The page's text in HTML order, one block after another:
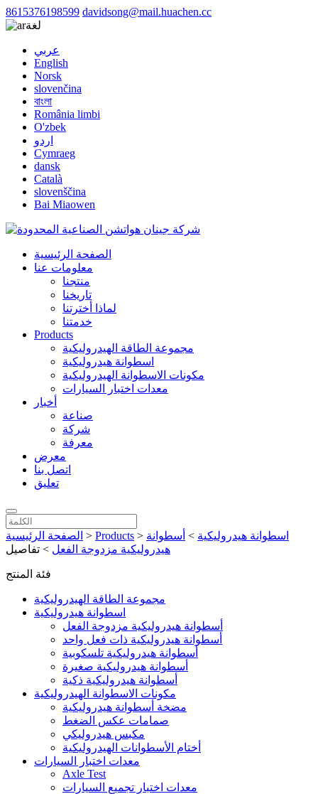
8615376198599 davidsong@mail.huachen.cc
لغة
عربي
English
Norsk
slovenčina
বাংলা
România limbi
O'zbek
اردو
Cymraeg
dansk
Català
slovenščina
Bai Miaowen
الصفحة الرئيسية
معلومات عنا
منتجنا
تاريخنا
لماذا أخترتنا
خدمتنا
Products
مجموعة الطاقة الهيدروليكية
اسطوانة هيدروليكية
مكونات الاسطوانة الهيدروليكية
معدات اختبار السيارات
أخبار
صناعة
شركة
معرفة
معرض
اتصل بنا
تعليق
الصفحة الرئيسية > Products > اسطوانة هيدروليكية > أسطوانة
هيدروليكية مزدوجة الفعل > تفاصيل
فئة المنتج
مجموعة الطاقة الهيدروليكية
اسطوانة هيدروليكية
أسطوانة هيدروليكية مزدوجة الفعل
أسطوانة هيدروليكية ذات فعل واحد
أسطوانة هيدروليكية تلسكوبية
أسطوانة هيدروليكية صغيرة
أسطوانة هيدروليكية ذكية
مكونات الاسطوانة الهيدروليكية
مضخة أسطوانة هيدروليكية
صمامات عكس الضغط
مكبس هيدروليكي
أختام الأسطوانات الهيدروليكية
معدات اختبار السيارات
Axle Test
معدات اختبار تجميع السيارات